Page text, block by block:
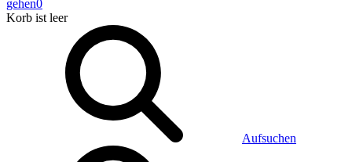
gehen0
Korb ist leer
Aufsuchen